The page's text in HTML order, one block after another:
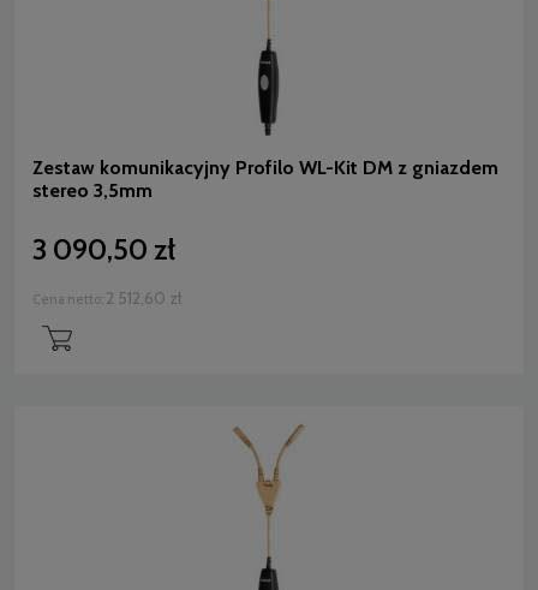
Zestaw komunikacyjny Profilo WL-Kit DM z gniazdem
stereo 3,5mm
3 090,50 zł
Cena netto: 2 512,60 zł